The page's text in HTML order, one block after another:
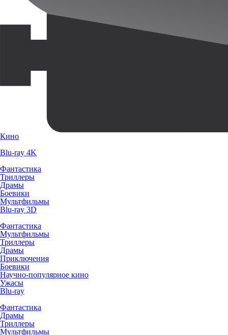
Кино
Blu-ray 4K
Фантастика
Триллеры
Драмы
Боевики
Мультфильмы
Blu-ray 3D
Фантастика
Мультфильмы
Триллеры
Драмы
Приключения
Боевики
Научно-популярное кино
Ужасы
Blu-ray
Фантастика
Драмы
Триллеры
Мультфильмы